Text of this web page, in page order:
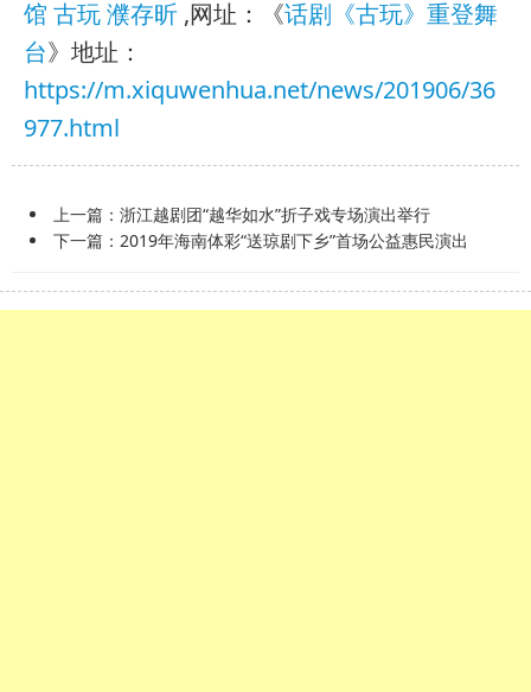
馆 古玩濮存昕 ,网址：《话剧《古玩》重登舞
台》地址：
https://m.xiquwenhua.net/news/201906/36
977.html
上一篇： 浙江越剧团“越华如水”折子戏专场演出举行
下一篇： 2019年海南体彩“送琼剧下乡”首场公益惠民演出